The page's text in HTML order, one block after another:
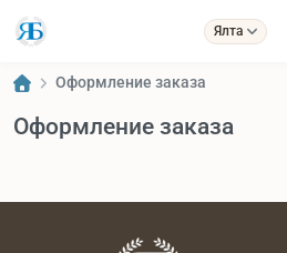
Ялта
Оформление заказа
Оформление заказа